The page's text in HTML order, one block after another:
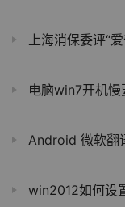
上海消保委评“爱
电脑win7开机慢
Android 微软翻
win2012如何设